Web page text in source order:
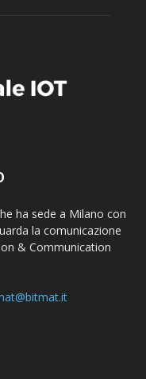
ha sede a Milano con
la comunicazione
& Communication